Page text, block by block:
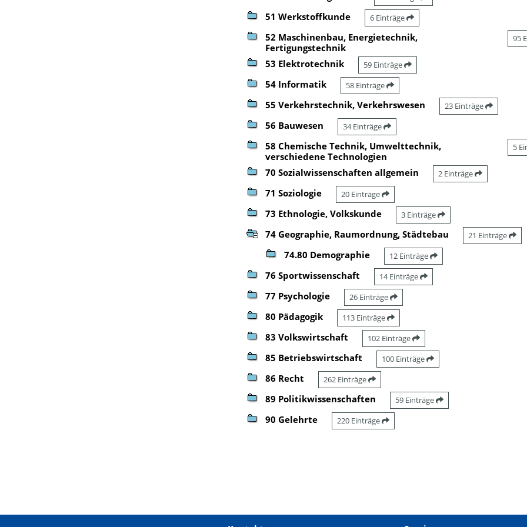
51 Werkstoffkunde 6 Einträge
52 Maschinenbau, Energietechnik,
Fertigungstechnik
95
53 Elektrotechnik 59 Einträge
54 Informatik 58 Einträge
55 Verkehrstechnik, Verkehrswesen 23 Einträge
56 Bauwesen 34 Einträge
58 Chemische Technik, Umwelttechnik,
verschiedene Technologien
5
70 Sozialwissenschaften allgemein 2 Einträge
71 Soziologie 20 Einträge
73 Ethnologie, Volkskunde 3 Einträge
74 Geographie, Raumordnung, Städtebau 21 Einträge
74.80 Demographie 12 Einträge
76 Sportwissenschaft 14 Einträge
77 Psychologie 26 Einträge
80 Pädagogik 113 Einträge
83 Volkswirtschaft 102 Einträge
85 Betriebswirtschaft 100 Einträge
86 Recht 262 Einträge
89 Politikwissenschaften 59 Einträge
90 Gelehrte 220 Einträge